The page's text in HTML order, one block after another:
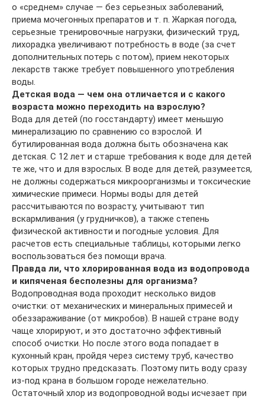
о «среднем» случае — без серьезных заболеваний,
приема мочегонных препаратов и т. п. Жаркая погода,
серьезные тренировочные нагрузки, физический труд,
лихорадка увеличивают потребность в воде (за счет
дополнительных потерь с потом), прием некоторых
лекарств также требует повышенного употребления
воды.
Детская вода — чем она отличается и с какого
возраста можно переходить на взрослую?
Вода для детей (по госстандарту) имеет меньшую
минерализацию по сравнению со взрослой. И
бутилированная вода должна быть обозначена как
детская. С 12 лет и старше требования к воде для детей
те же, что и для взрослых. В воде для детей, разумеется,
не должны содержаться микроорганизмы и токсические
химические примеси. Нормы воды для детей
рассчитываются по возрасту, учитывают тип
вскармливания (у грудничков), а также степень
физической активности и погодные условия. Для
расчетов есть специальные таблицы, которыми легко
воспользоваться без помощи врача.
Правда ли, что хлорированная вода из водопровода
и кипяченая бесполезны для организма?
Водопроводная вода проходит несколько видов
очистки: от механических и минеральных примесей и
обеззараживание (от микробов). В нашей стране воду
чаще хлорируют, и это достаточно эффективный
способ очистки. Но после этого вода попадает в
кухонный кран, пройдя через систему труб, качество
которых трудно предсказать. Поэтому пить воду сразу
из-под крана в большом городе нежелательно.
Остаточный хлор из водопроводной воды исчезает при